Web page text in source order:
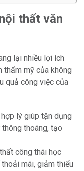
thất văn
lại nhiều lợi ích
thẩm mỹ của không
quả công việc của
lý giúp tận dụng
thoáng, tạo
công thái học
mái, giảm thiểu